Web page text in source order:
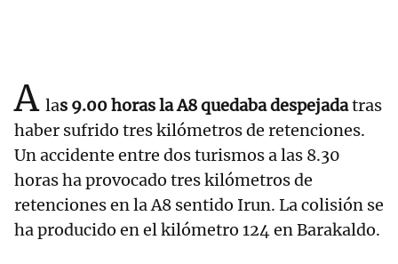
A las 9.00 horas la A8 quedaba despejadatras
haber sufrido tres kilómetros de retenciones.
Un accidente entre dos turismos a las 8.30
horas ha provocado tres kilómetros de
retenciones en la A8 sentido Irun. La colisión se
ha producido en el kilómetro 124 en Barakaldo.